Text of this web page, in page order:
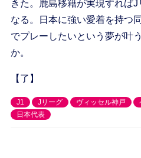
きた。鹿島移籍が実現すれば
なる。日本に強い愛着を持つ
でプレーしたいという夢が叶
か。
【了】
J1 Jリーグ ヴィッセル神戸
日本代表